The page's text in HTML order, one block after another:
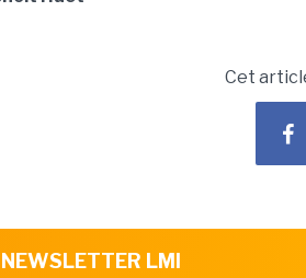
Cet
NEWSLETTER LMI